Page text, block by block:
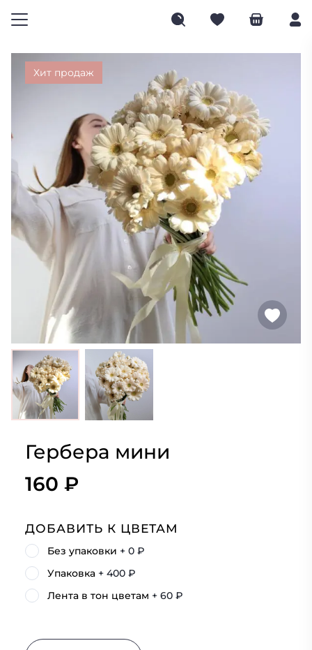
Хит продаж
Гербера мини
160 ₽
ДОБАВИТЬ К ЦВЕТАМ
Без упаковки + 0 ₽
Упаковка + 400 ₽
Лента в тон цветам + 60 ₽